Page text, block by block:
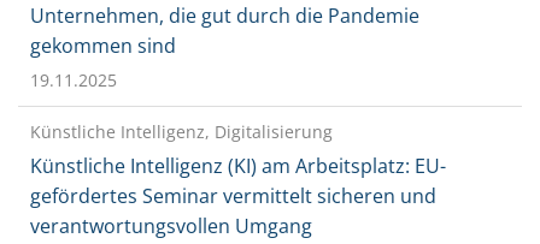
Unternehmen, die gut durch die Pandemie
gekommen sind
19.11.2025
Künstliche Intelligenz, Digitalisierung
Künstliche Intelligenz (KI) am Arbeitsplatz: EU-
gefördertes Seminar vermittelt sicheren und
verantwortungsvollen Umgang